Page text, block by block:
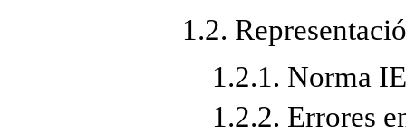
1.2.
1.2.1. Norma
1.2.2. Errores